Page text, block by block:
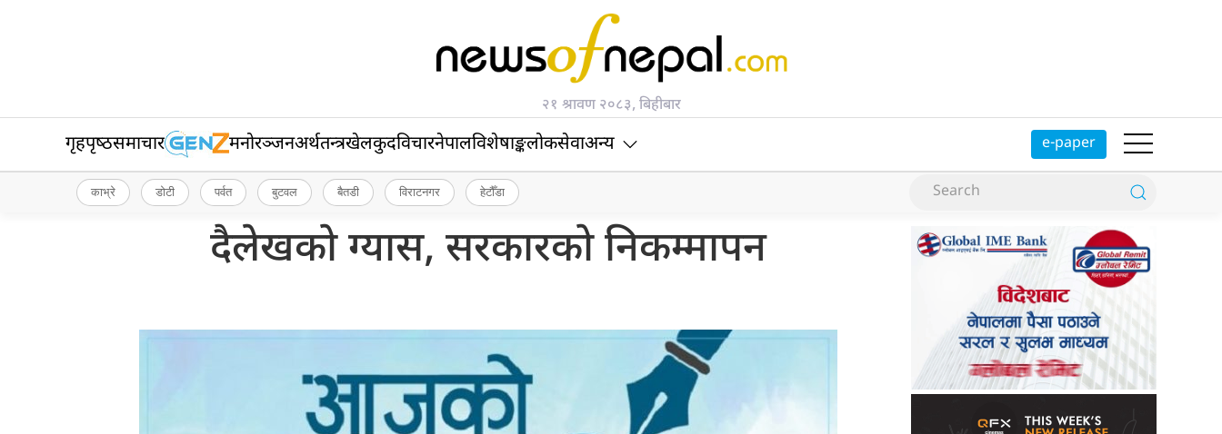
२१ श्रावण २०८३, बिहीबार
गृहपृष्‍ठसमाचार मनोरञ्जनअर्थतन्त्रखेलकुदविचारनेपालविशेषाङ्कलोकसेवाअन्य e-paper
काभ्रे डोटी पर्वत बुटवल बैतडी विराटनगर हेटौँडा
दैलेखको ग्यास, सरकारको निकम्मापन